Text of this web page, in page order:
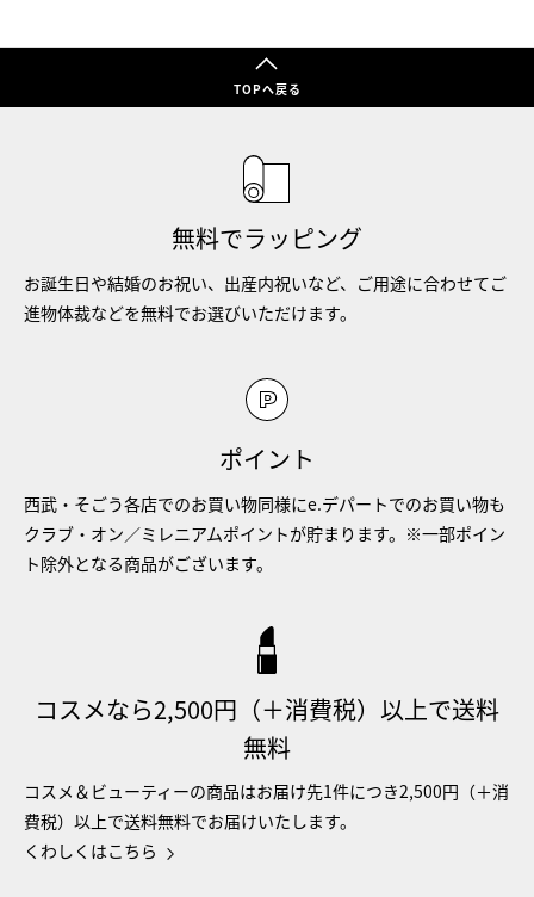
TOPへ戻る
無料でラッピング
お誕生日や結婚のお祝い、出産内祝いなど、ご用途に合わせてご
進物体裁などを無料でお選びいただけます。
ポイント
西武・そごう各店でのお買い物同様にe.デパートでのお買い物も
クラブ・オン／ミレニアムポイントが貯まります。※一部ポイン
ト除外となる商品がございます。
コスメなら2,500円（＋消費税）以上で送料
無料
コスメ＆ビューティーの商品はお届け先1件につき2,500円（＋消
費税）以上で送料無料でお届けいたします。
くわしくはこちら